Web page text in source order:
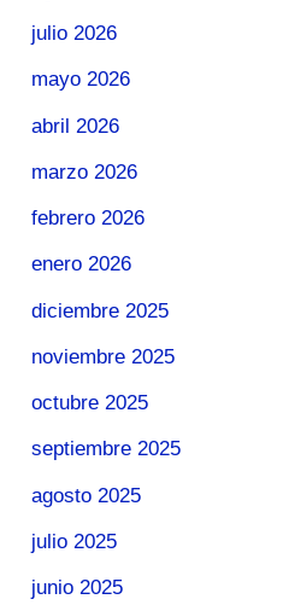
julio 2026
mayo 2026
abril 2026
marzo 2026
febrero 2026
enero 2026
diciembre 2025
noviembre 2025
octubre 2025
septiembre 2025
agosto 2025
julio 2025
junio 2025